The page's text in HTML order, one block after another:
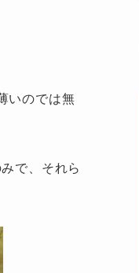
いのでは無
で、それら